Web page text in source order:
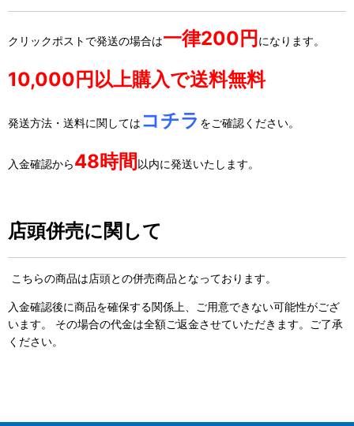
クリックポストで発送の場合は一律200円 になります。
10,000円以上購入で送料無料
発送方法・送料に関しては コチラ をご確認ください。
入金確認から48時間 以内に発送いたします。
店頭併売に関して
こちらの商品は店頭との併売商品となっております。
入金確認後に商品を確保する関係上、ご用意できない可能性がござ
います。 その場合の代金は全額ご返金させていただきます。ご了承
ください。